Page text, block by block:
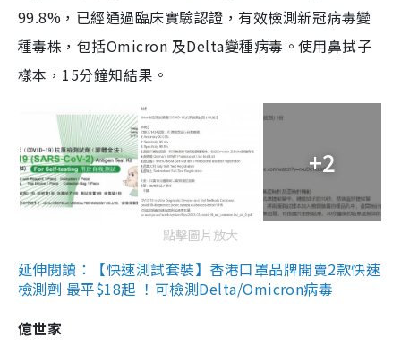
99.8%，已經通過臨床實驗認證，有效檢測新冠病毒變
種毒株，包括Omicron 及Delta變種病毒。使用鼻拭子
樣本，15分鐘知結果。
+2
點擊圖片放大
延伸閱讀：【快速測試套裝】香港口罩品牌開賣2款快速
檢測劑 最平$18起 ！可檢測Delta/Omicron病毒
億世家